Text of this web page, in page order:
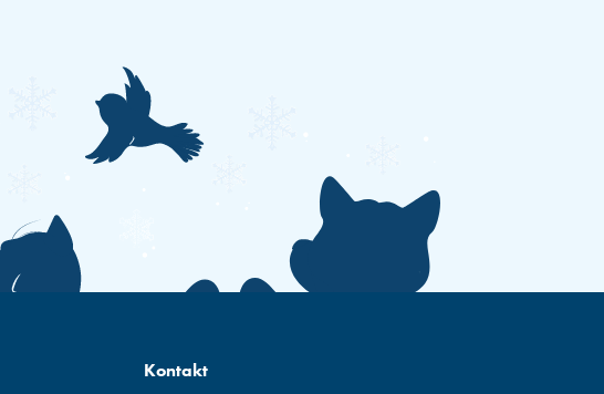
Kontakt